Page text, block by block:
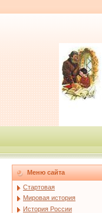
Меню сайта
Стартовая
Мировая история
История России